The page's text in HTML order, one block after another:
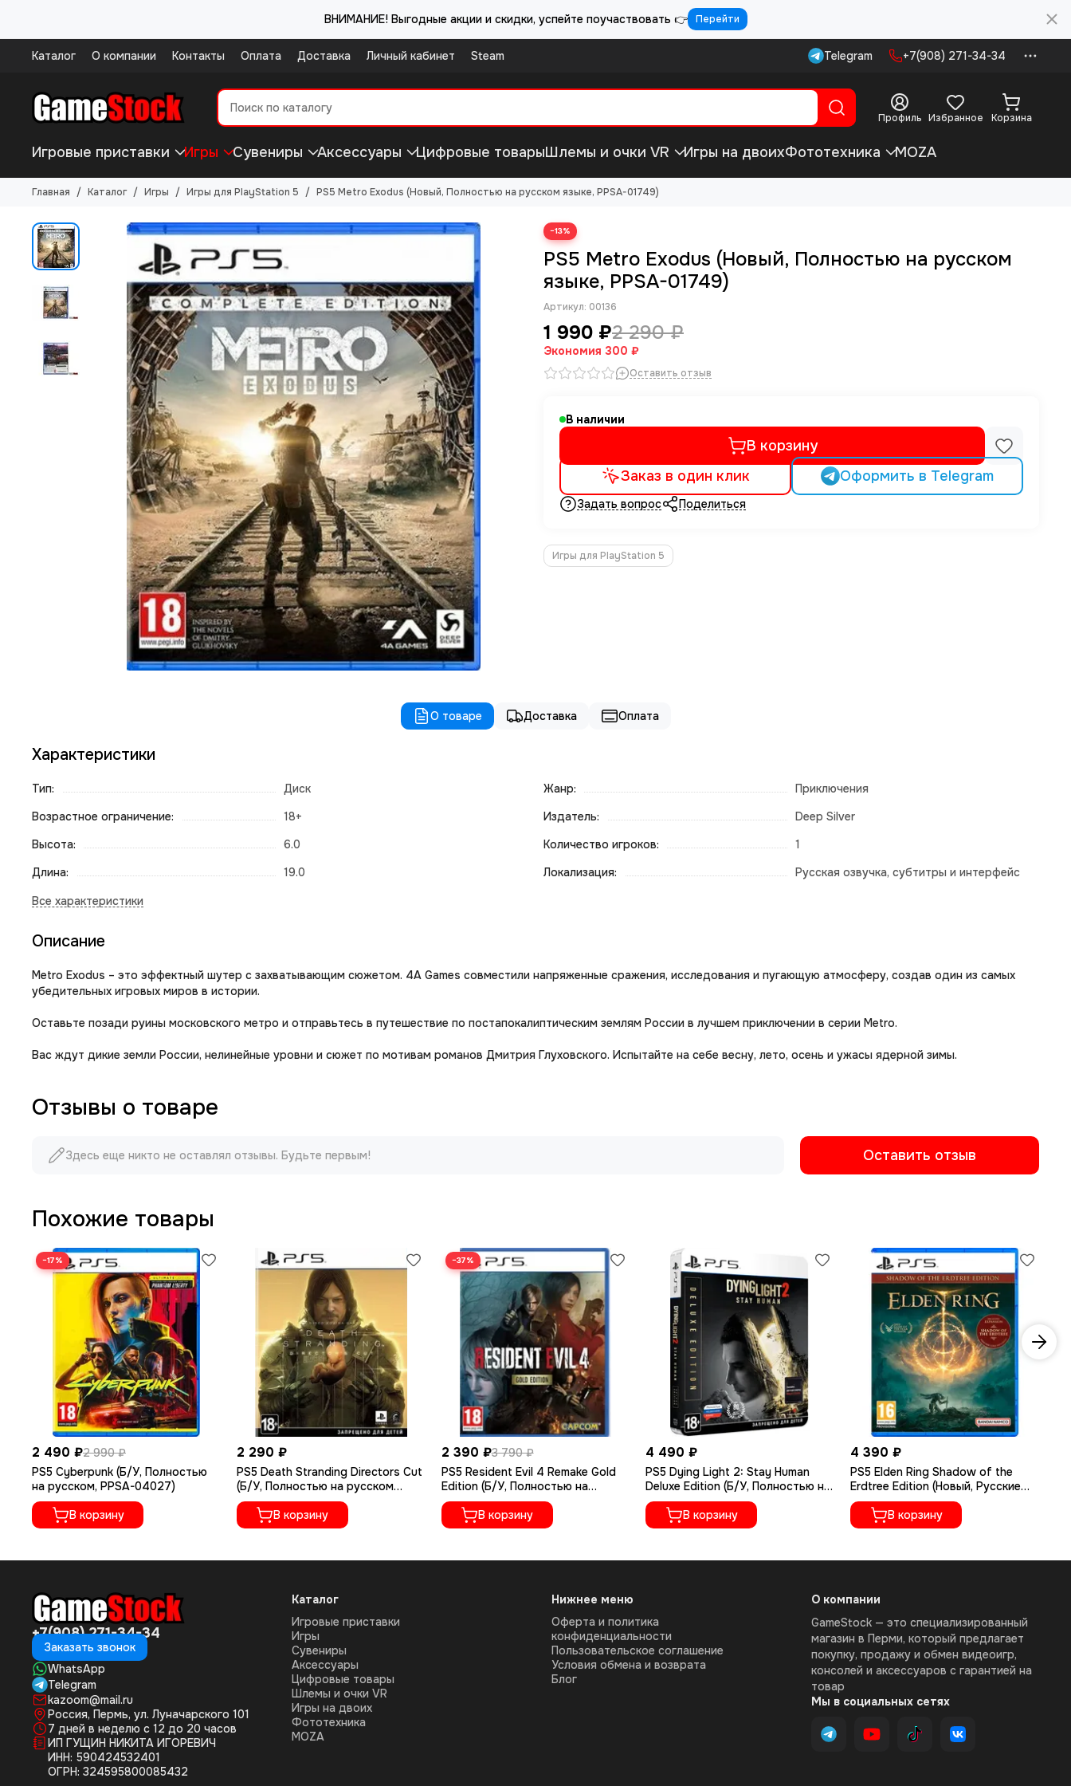
ВНИМАНИЕ! Выгодные акции и скидки, успейте поучаствовать 👉 Перейти
Каталог О компании Контакты Оплата Доставка Личный кабинет Steam Telegram +7(908) 271-34-34
Профиль Избранное Корзина
Игровые приставки Игры Сувениры Аксессуары Цифровые товарыШлемы и очки VR Игры на двоихФототехника MOZA
Главная Каталог Игры Игры для PlayStation 5 PS5 Metro Exodus (Новый, Полностью на русском языке, PPSA-01749)
−13%
PS5 Metro Exodus (Новый, Полностью на русском
языке, PPSA-01749)
Артикул: 00136
1 990 ₽2 290 ₽
Экономия 300 ₽
Оставить отзыв
В наличии
В корзину
Заказ в один клик
Оформить в Telegram
Задать вопрос Поделиться
Игры для PlayStation 5
О товаре Доставка Оплата
Характеристики
Тип:
Диск
Возрастное ограничение:
18+
Высота:
6.0
Длина:
19.0
Жанр:
Приключения
Издатель:
Deep Silver
Количество игроков:
1
Локализация:
Русская озвучка, субтитры и интерфейс
Описание
Metro Exodus – это эффектный шутер с захватывающим сюжетом. 4A Games совместили напряженные сражения, исследования и пугающую атмосферу, создав один из самых
убедительных игровых миров в истории.
Оставьте позади руины московского метро и отправьтесь в путешествие по постапокалиптическим землям России в лучшем приключении в серии Metro.
Вас ждут дикие земли России, нелинейные уровни и сюжет по мотивам романов Дмитрия Глуховского. Испытайте на себе весну, лето, осень и ужасы ядерной зимы.
Отзывы о товаре
Здесь еще никто не оставлял отзывы. Будьте первым! Оставить отзыв
Похожие товары
−17%
2 490 ₽2 990 ₽
PS5 Cyberpunk (Б/У, Полностью
на русском, PPSA-04027)
В корзину
2 290 ₽
PS5 Death Stranding Directors Cut
(Б/У, Полностью на русском
языке, PPSA-01968)
В корзину
−37%
2 390 ₽3 790 ₽
PS5 Resident Evil 4 Remake Gold
Edition (Б/У, Полностью на
русском языке, PPSA-07412)
В корзину
4 490 ₽
PS5 Dying Light 2: Stay Human
Deluxe Edition (Б/У, Полностью на
русском языке, PPSA-02262)
В корзину
4 390 ₽
PS5 Elden Ring Shadow of the
Erdtree Edition (Новый, Русские
субтитры, PPSA-04609)
В корзину
+7(908) 271-34-34
Заказать звонок
WhatsApp
Telegram
kazoom@mail.ru
Россия, Пермь, ул. Луначарского 101
7 дней в неделю с 12 до 20 часов
ИП ГУЩИН НИКИТА ИГОРЕВИЧ
ИНН: 590424532401
ОГРН: 324595800085432
Каталог
Игровые приставки
Игры
Сувениры
Аксессуары
Цифровые товары
Шлемы и очки VR
Игры на двоих
Фототехника
MOZA
Нижнее меню
Оферта и политика
конфиденциальности
Пользовательское соглашение
Условия обмена и возврата
Блог
О компании
GameStock — это специализированный
магазин в Перми, который предлагает
покупку, продажу и обмен видеоигр,
консолей и аксессуаров с гарантией на
товар
Мы в социальных сетях